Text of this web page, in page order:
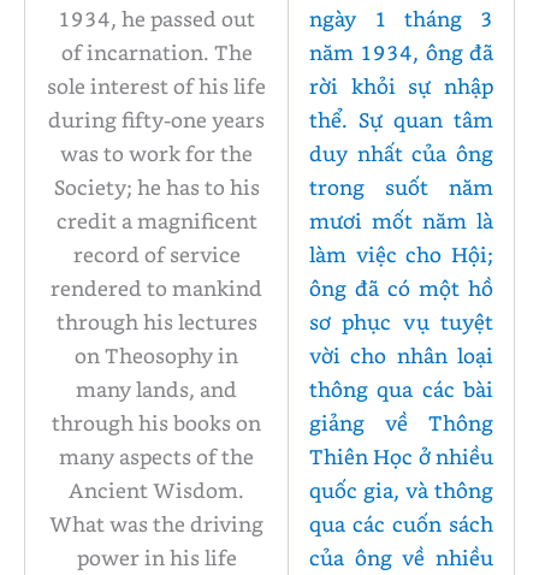
1934, he passed out
of incarnation. The
sole interest of his life
during fifty-one years
was to work for the
Society; he has to his
credit a magnificent
record of service
rendered to mankind
through his lectures
on Theosophy in
many lands, and
through his books on
many aspects of the
Ancient Wisdom.
What was the driving
power in his life
ngày 1 tháng 3
năm 1934, ông đã
rời khỏi sự nhập
thể. Sự quan tâm
duy nhất của ông
trong suốt năm
mươi mốt năm là
làm việc cho Hội;
ông đã có một hồ
sơ phục vụ tuyệt
vời cho nhân loại
thông qua các bài
giảng về Thông
Thiên Học ở nhiều
quốc gia, và thông
qua các cuốn sách
của ông về nhiều